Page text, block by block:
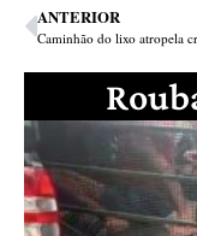
ANTERIOR